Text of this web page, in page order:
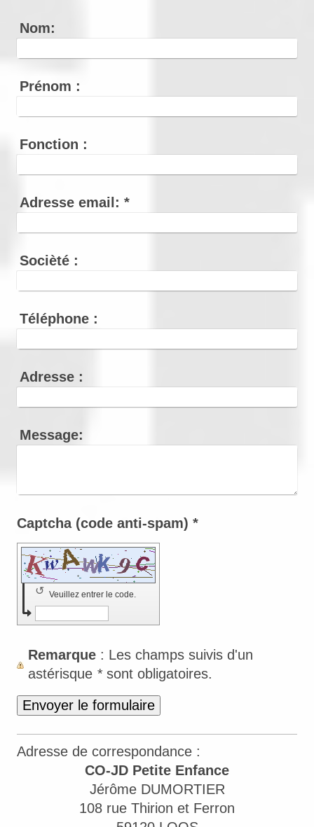
Nom:
Prénom :
Fonction :
Adresse email: *
Socièté :
Téléphone :
Adresse :
Message:
Captcha (code anti-spam) *
Veuillez entrer le code.
↺
Remarque : Les champs suivis d'un
astérisque * sont obligatoires.
Adresse de correspondance :
CO-JD Petite Enfance
Jérôme DUMORTIER
108 rue Thirion et Ferron